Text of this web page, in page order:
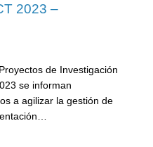
2023 –
de Investigación
se informan
a agilizar la gestión de